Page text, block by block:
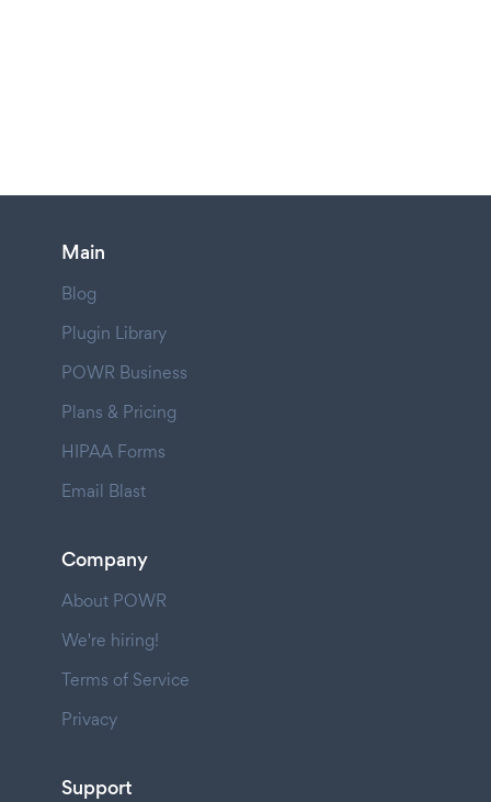
Main
Blog
Plugin Library
POWR Business
Plans & Pricing
HIPAA Forms
Email Blast
Company
About POWR
We're hiring!
Terms of Service
Privacy
Support